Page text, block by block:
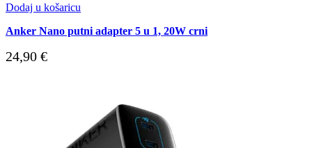
Dodaj u košaricu
Anker Nano putni adapter 5 u 1, 20W crni
24,90 €